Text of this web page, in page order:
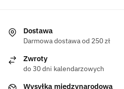
Dostawa
Darmowa dostawa od 250 zł
Zwroty
do 30 dni kalendarzowych
Wysyłka międzynarodowa